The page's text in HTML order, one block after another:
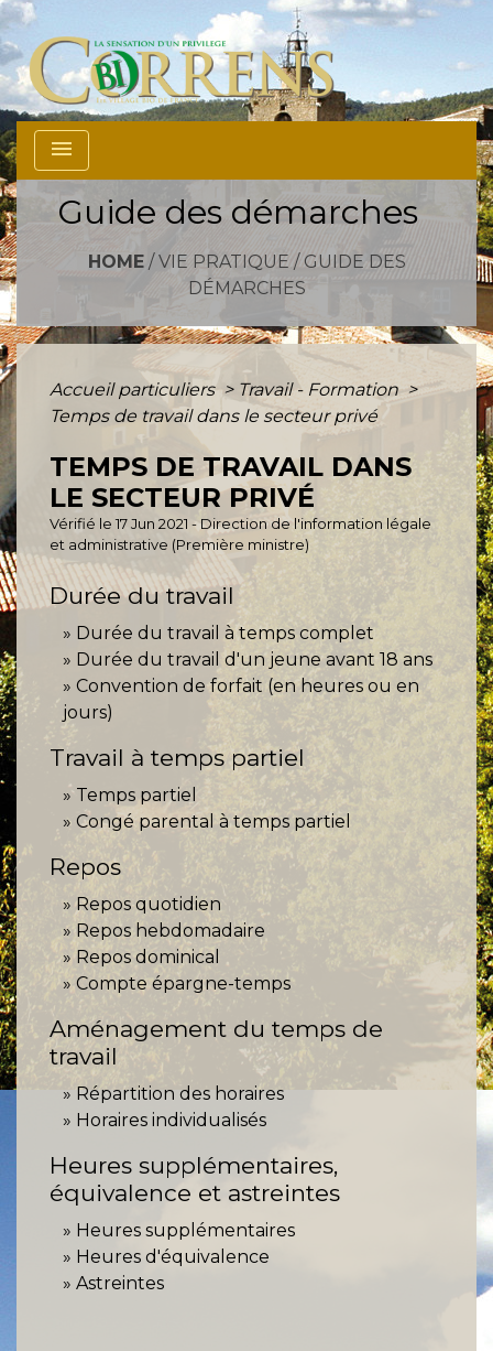
menu
Guide des démarches
HOME/ VIE PRATIQUE / GUIDE DES
DÉMARCHES
Accueil particuliers> Travail - Formation>
Temps de travail dans le secteur privé
TEMPS DE TRAVAIL DANS
LE SECTEUR PRIVÉ
Vérifié le 17 Jun 2021 - Direction de l'information légale
et administrative (Première ministre)
Durée du travail
Durée du travail à temps complet
Durée du travail d'un jeune avant 18 ans
Convention de forfait (en heures ou en
jours)
Travail à temps partiel
Temps partiel
Congé parental à temps partiel
Repos
Repos quotidien
Repos hebdomadaire
Repos dominical
Compte épargne-temps
Aménagement du temps de
travail
Répartition des horaires
Horaires individualisés
Heures supplémentaires,
équivalence et astreintes
Heures supplémentaires
Heures d'équivalence
Astreintes